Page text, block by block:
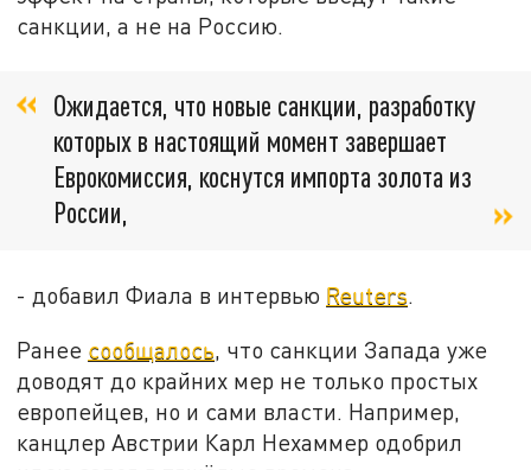
санкции, а не на Россию.
Ожидается, что новые санкции, разработку
которых в настоящий момент завершает
Еврокомиссия, коснутся импорта золота из
России,
- добавил Фиала в интервью Reuters.
Ранее сообщалось, что санкции Запада уже
доводят до крайних мер не только простых
европейцев, но и сами власти. Например,
канцлер Австрии Карл Нехаммер одобрил